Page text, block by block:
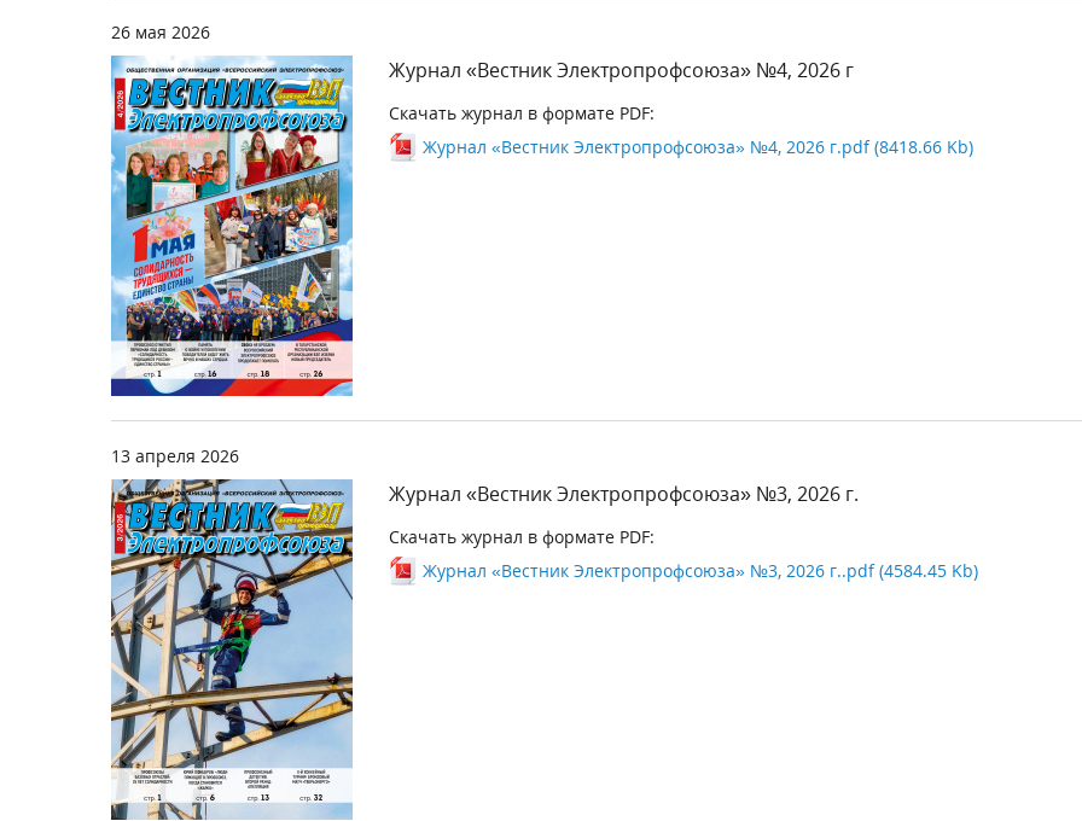
26 мая 2026
Журнал «Вестник Электропрофсоюза» №4, 2026 г
Скачать журнал в формате PDF:
Журнал «Вестник Электропрофсоюза» №4, 2026 г.pdf (8418.66 Kb)
13 апреля 2026
Журнал «Вестник Электропрофсоюза» №3, 2026 г.
Скачать журнал в формате PDF:
Журнал «Вестник Электропрофсоюза» №3, 2026 г..pdf (4584.45 Kb)